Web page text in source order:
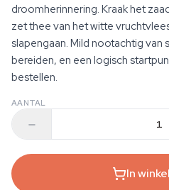
droomherinnering. Kraak het
zet thee van het witte
slapengaan. Mild nootachtig van
bereiden, en een logisch
bestellen.
AANTAL
In